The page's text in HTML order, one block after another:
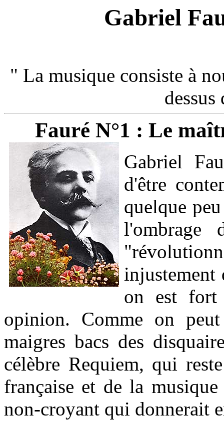
Gabriel
" La musique consiste à
dessus
Fauré N°1 : Le
Gabriel
d'être
quelque
l'ombrage
injustement
on est fort
opinion. Comme on
maigres bacs des
célèbre Requiem, qui
française et de la
non-croyant qui donnerait